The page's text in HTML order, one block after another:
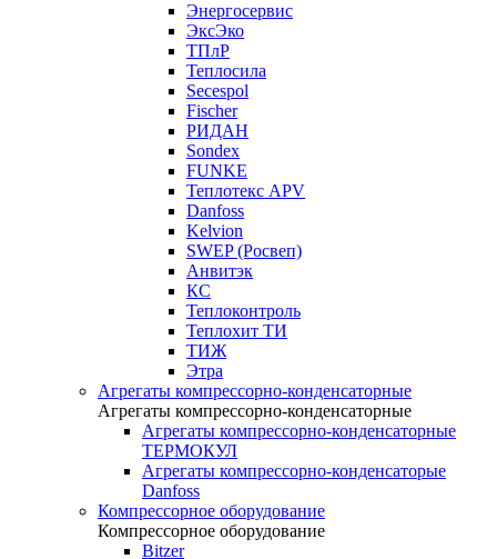
Энергосервис
ЭксЭко
ТПлР
Теплосила
Secespol
Fischer
РИДАН
Sondex
FUNKE
Теплотекс APV
Danfoss
Kelvion
SWEP (Росвеп)
Анвитэк
КС
Теплоконтроль
Теплохит ТИ
ТИЖ
Этра
Агрегаты компрессорно-конденсаторные
Агрегаты компрессорно-конденсаторные
Агрегаты компрессорно-конденсаторные
ТЕРМОКУЛ
Агрегаты компрессорно-конденсаторые
Danfoss
Компрессорное оборудование
Компрессорное оборудование
Bitzer